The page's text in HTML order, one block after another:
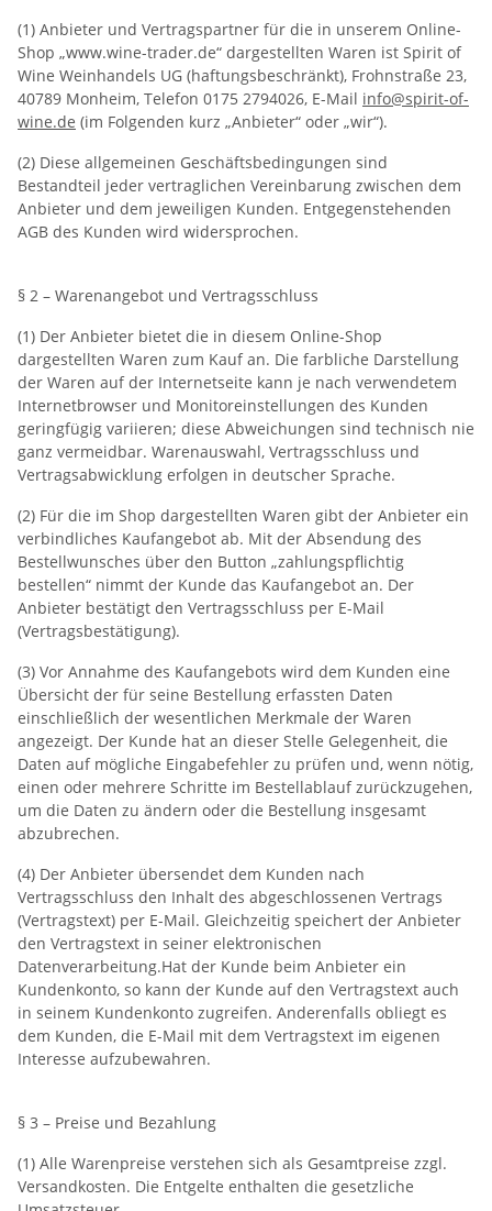
(1) Anbieter und Vertragspartner für die in unserem Online-
Shop „www.wine-trader.de“ dargestellten Waren ist Spirit of
Wine Weinhandels UG (haftungsbeschränkt), Frohnstraße 23,
40789 Monheim, Telefon 0175 2794026, E-Mail info@spirit-of-
wine.de (im Folgenden kurz „Anbieter“ oder „wir“).
(2) Diese allgemeinen Geschäftsbedingungen sind
Bestandteil jeder vertraglichen Vereinbarung zwischen dem
Anbieter und dem jeweiligen Kunden. Entgegenstehenden
AGB des Kunden wird widersprochen.
§ 2 – Warenangebot und Vertragsschluss
(1) Der Anbieter bietet die in diesem Online-Shop
dargestellten Waren zum Kauf an. Die farbliche Darstellung
der Waren auf der Internetseite kann je nach verwendetem
Internetbrowser und Monitoreinstellungen des Kunden
geringfügig variieren; diese Abweichungen sind technisch nie
ganz vermeidbar. Warenauswahl, Vertragsschluss und
Vertragsabwicklung erfolgen in deutscher Sprache.
(2) Für die im Shop dargestellten Waren gibt der Anbieter ein
verbindliches Kaufangebot ab. Mit der Absendung des
Bestellwunsches über den Button „zahlungspflichtig
bestellen“ nimmt der Kunde das Kaufangebot an. Der
Anbieter bestätigt den Vertragsschluss per E-Mail
(Vertragsbestätigung).
(3) Vor Annahme des Kaufangebots wird dem Kunden eine
Übersicht der für seine Bestellung erfassten Daten
einschließlich der wesentlichen Merkmale der Waren
angezeigt. Der Kunde hat an dieser Stelle Gelegenheit, die
Daten auf mögliche Eingabefehler zu prüfen und, wenn nötig,
einen oder mehrere Schritte im Bestellablauf zurückzugehen,
um die Daten zu ändern oder die Bestellung insgesamt
abzubrechen.
(4) Der Anbieter übersendet dem Kunden nach
Vertragsschluss den Inhalt des abgeschlossenen Vertrags
(Vertragstext) per E-Mail. Gleichzeitig speichert der Anbieter
den Vertragstext in seiner elektronischen
Datenverarbeitung.Hat der Kunde beim Anbieter ein
Kundenkonto, so kann der Kunde auf den Vertragstext auch
in seinem Kundenkonto zugreifen. Anderenfalls obliegt es
dem Kunden, die E-Mail mit dem Vertragstext im eigenen
Interesse aufzubewahren.
§ 3 – Preise und Bezahlung
(1) Alle Warenpreise verstehen sich als Gesamtpreise zzgl.
Versandkosten. Die Entgelte enthalten die gesetzliche